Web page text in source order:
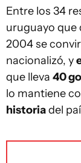
Entre los 34
uruguayo que
2004 se
nacionalizó, y
que lleva 40
lo mantiene
historiadel